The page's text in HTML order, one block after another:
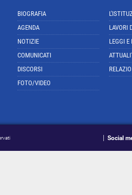
BIOGRAFIA
AGENDA
NOTIZIE
COMUNICATI
DISCORSI
FOTO/VIDEO
LAVORI
LEGGI E
Social